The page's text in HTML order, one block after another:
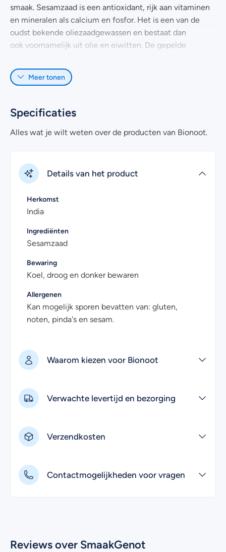
smaak. Sesamzaad is een antioxidant, rijk aan vitaminen
en mineralen als calcium en fosfor. Het is een van de
oudst bekende oliezaadgewassen en bestaat dan
ook voornamelijk uit olie en eiwitten. De gepelde
ongepelde een knapperige bite hebben. Met name
geroosterde sesamzaad heeft een sterke smaak.
bent op sushi en deze ook zelf maakt. Je kunt ze
roosteren, bakken en gebruiken om te paneren of een
gebruiken bij vis, groene groentes, aubergines, noedels,
peulvruchten, rijst en salades.
Meer tonen
Specificaties
Alles wat je wilt weten over de producten van Bionoot.
Details van het product
Herkomst
India
Ingrediënten
Sesamzaad
Bewaring
Koel, droog en donker bewaren
Allergenen
Kan mogelijk sporen bevatten van: gluten,
noten, pinda's en sesam.
Waarom kiezen voor Bionoot
Verwachte levertijd en bezorging
Verzendkosten
Contactmogelijkheden voor vragen
Reviews over SmaakGenot